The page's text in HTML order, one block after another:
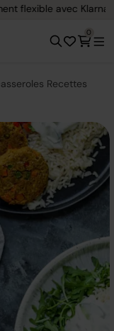
Klarna
0
Recettes